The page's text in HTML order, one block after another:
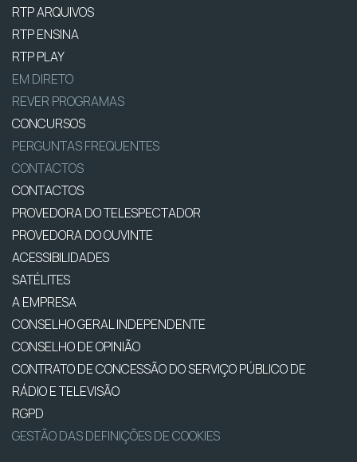
RTP ARQUIVOS
RTP ENSINA
RTP PLAY
EM DIRETO
REVER PROGRAMAS
CONCURSOS
PERGUNTAS FREQUENTES
CONTACTOS
CONTACTOS
PROVEDORA DO TELESPECTADOR
PROVEDORA DO OUVINTE
ACESSIBILIDADES
SATÉLITES
A EMPRESA
CONSELHO GERAL INDEPENDENTE
CONSELHO DE OPINIÃO
CONTRATO DE CONCESSÃO DO SERVIÇO PÚBLICO DE
RÁDIO E TELEVISÃO
RGPD
GESTÃO DAS DEFINIÇÕES DE COOKIES